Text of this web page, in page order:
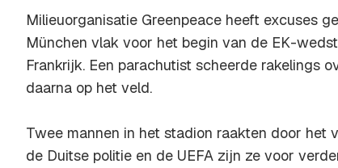
Milieuorganisatie Greenpeace heeft excuses
München vlak voor het begin van de EK-
Frankrijk. Een parachutist scheerde rakelings
daarna op het veld.
Twee mannen in het stadion raakten door het
de Duitse politie en de UEFA zijn ze voor